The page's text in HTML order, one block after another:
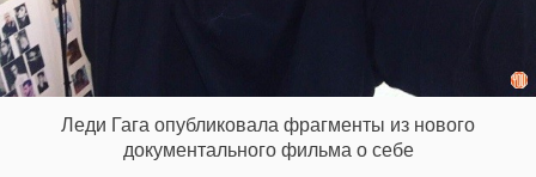
Леди Гага опубликовала фрагменты из нового
документального фильма о себе